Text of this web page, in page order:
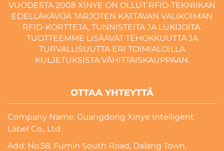
VUODESTA 2008 XINYE ON OLLUT RFID-TEKNIIKAN
EDELLÄKÄVIJÄ TARJOTEN KATTAVAN VALIKOIMAN
RFID-KORTTEJA, TUNNISTEITA JA LUKIJOITA.
TUOTTEEMME LISÄÄVÄT TEHOKKUUTTA JA
TURVALLISUUTTA ERI TOIMIALOILLA
KULJETUKSISTA VÄHITTÄISKAUPPAAN.
OTTAA YHTEYTTÄ
Company Name: Guangdong Xinye Intelligent
Label Co., Ltd.
Add: No.58, Fumin South Road, Dalang Town,